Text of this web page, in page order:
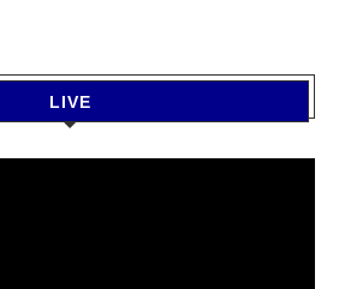
LIVE